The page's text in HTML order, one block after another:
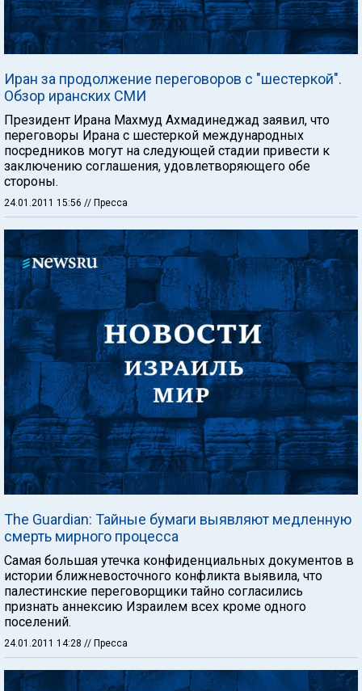
Иран за продолжение переговоров с "шестеркой".
Обзор иранских СМИ
Президент Ирана Махмуд Ахмадинеджад заявил, что
переговоры Ирана с шестеркой международных
посредников могут на следующей стадии привести к
заключению соглашения, удовлетворяющего обе
стороны.
24.01.2011 15:56 // Пресса
The Guardian: Тайные бумаги выявляют медленную
смерть мирного процесса
Самая большая утечка конфиденциальных документов в
истории ближневосточного конфликта выявила, что
палестинские переговорщики тайно согласились
признать аннексию Израилем всех кроме одного
поселений.
24.01.2011 14:28 // Пресса